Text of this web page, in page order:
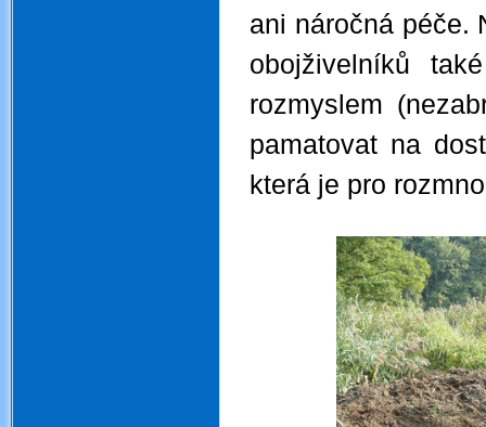
ani náročná péče.
obojživelníků
rozmyslem
pamatovat na
která je pro